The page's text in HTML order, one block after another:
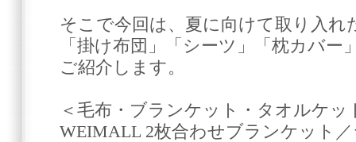
そこで今回は、夏に向けて取り入れ
「掛け布団」「シーツ」「枕カバ
ご紹介します。
＜毛布・ブランケット・タオルケッ
WEIMALL 2枚合わせブランケット